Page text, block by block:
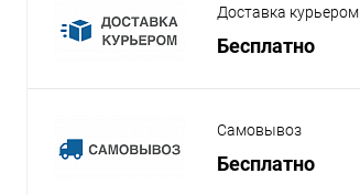
Доставка курьером
Бесплатно
Самовывоз
Бесплатно